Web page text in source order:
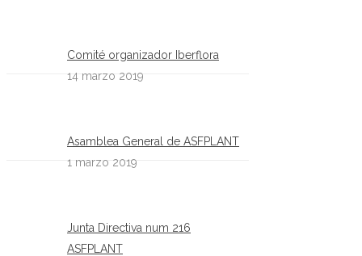
Comité organizador Iberflora
14 marzo 2019
Asamblea General de ASFPLANT
1 marzo 2019
Junta Directiva num 216
ASFPLANT